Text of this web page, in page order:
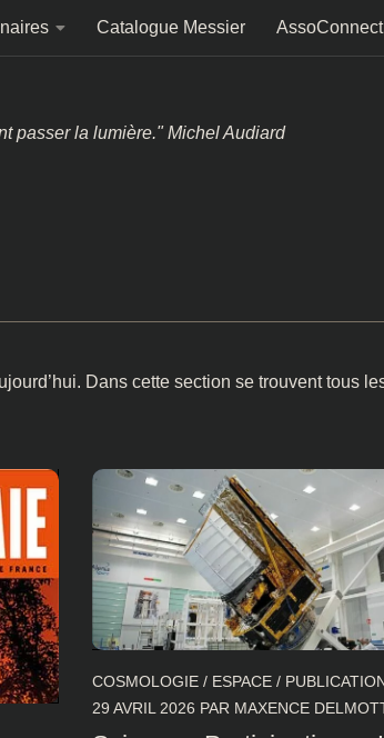
Catalogue Messier AssoConnect
passer la lumière." Michel Audiard
Dans cette section se trouvent tous
COSMOLOGIE / ESPACE /
29 AVRIL 2026 PAR MAXENCE